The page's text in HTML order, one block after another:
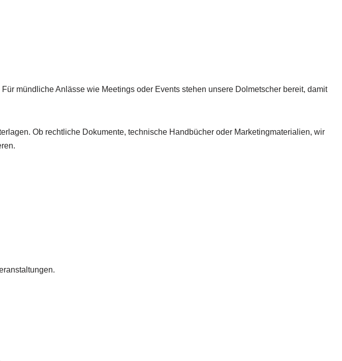
mündliche Anlässe wie Meetings oder Events stehen unsere Dolmetscher bereit, damit
Ob rechtliche Dokumente, technische Handbücher oder Marketingmaterialien, wir